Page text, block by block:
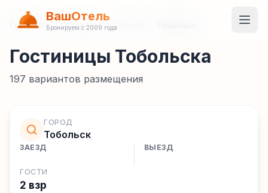
ВашОтель
Бронируем с 2009 года
Главная / Гостиницы / Россия
Гостиницы Тобольска
197 вариантов размещения
ГОРОД
Тобольск
ЗАЕЗД ВЫЕЗД
ГОСТИ
2 взр